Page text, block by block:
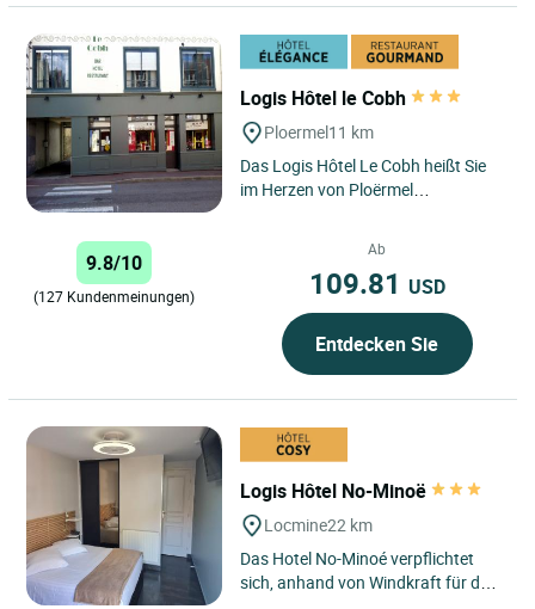
Logis Hôtel le Cobh
Ploermel11 km
Das Logis Hôtel Le Cobh heißt Sie
im Herzen von Ploërmel
9.8/10
(127 Kundenmeinungen)
Ab
109.81 USD
Entdecken Sie
Logis Hôtel No-Minoë
Locmine22 km
Das Hotel No-Minoé verpflichtet
sich, anhand von Windkraft für den